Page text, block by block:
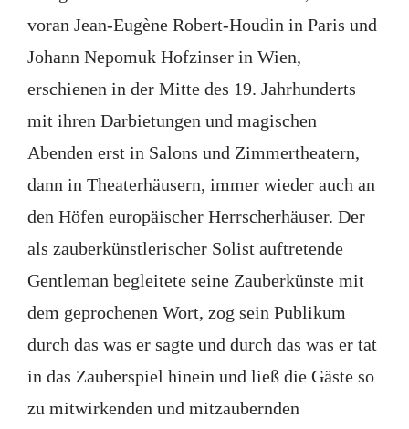
voran Jean-Eugène Robert-Houdin in Paris und
Johann Nepomuk Hofzinser in Wien,
erschienen in der Mitte des 19. Jahrhunderts
mit ihren Darbietungen und magischen
Abenden erst in Salons und Zimmertheatern,
dann in Theaterhäusern, immer wieder auch an
den Höfen europäischer Herrscherhäuser. Der
als zauberkünstlerischer Solist auftretende
Gentleman begleitete seine Zauberkünste mit
dem geprochenen Wort, zog sein Publikum
durch das was er sagte und durch das was er tat
in das Zauberspiel hinein und ließ die Gäste so
zu mitwirkenden und mitzaubernden